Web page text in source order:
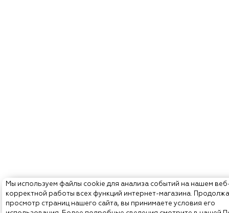
Мы используем файлы cookie для анализа событий на нашем
корректной работы всех функций интернет-магазина.
просмотр страниц нашего сайта, вы принимаете условия его